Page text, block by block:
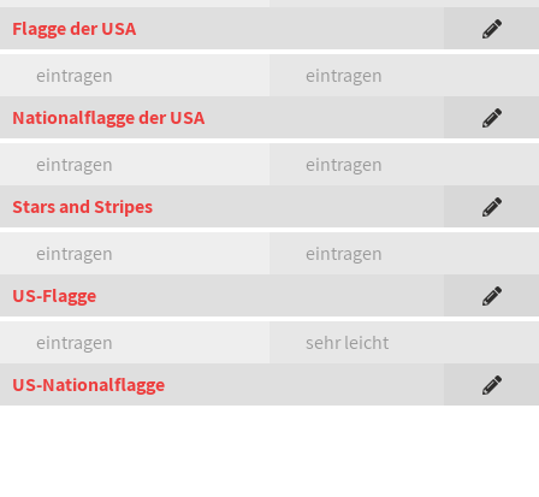
Flagge der USA
eintragen
eintragen
Nationalflagge der USA
eintragen
eintragen
Stars and Stripes
eintragen
eintragen
US-Flagge
eintragen
sehr leicht
US-Nationalflagge